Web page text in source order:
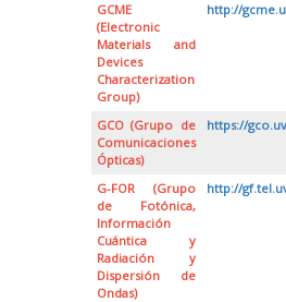
GCME
(Electronic
Materials and
Devices
Characterization
Group)
http://
GCO (Grupo de
Comunicaciones
Ópticas)
https://
G-FOR (Grupo
de Fotónica,
Información
Cuántica y
Radiación y
Dispersión de
Ondas)
http://